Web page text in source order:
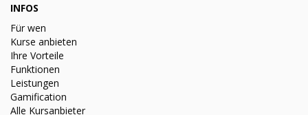
INFOS
Für wen
Kurse anbieten
Ihre Vorteile
Funktionen
Leistungen
Gamification
Alle Kursanbieter